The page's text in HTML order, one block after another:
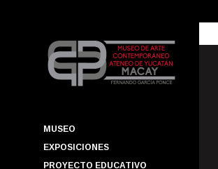
MUSEO
EXPOSICIONES
PROYECTO EDUCATIVO